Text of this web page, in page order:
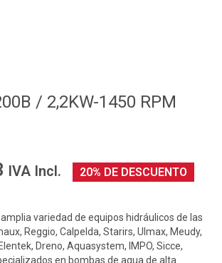
/ 2,2KW-1450 RPM
IVA Incl.
20% DE DESCUENTO
variedad de equipos hidráulicos de las
Reggio, Calpelda, Starirs, Ulmax, Meudy,
Dreno, Aquasystem, IMPO, Sicce,
en bombas de agua de alta